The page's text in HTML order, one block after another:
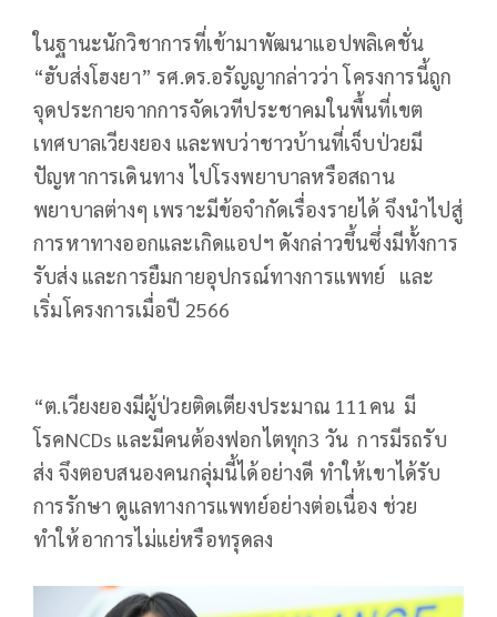
ในฐานะนักวิชาการที่เข้ามาพัฒนาแอปพลิเคชั่น
“ฮับส่งโฮงยา” รศ.ดร.อรัญญากล่าวว่า โครงการนี้ถูก
จุดประกายจากการจัดเวทีประชาคมในพื้นที่เขต
เทศบาลเวียงยอง และพบว่าชาวบ้านที่เจ็บป่วยมี
ปัญหาการเดินทาง ไปโรงพยาบาลหรือสถาน
พยาบาลต่างๆ เพราะมีข้อจำกัดเรื่องรายได้ จึงนำไปสู่
การหาทางออกและเกิดแอปฯ ดังกล่าวขึ้นซึ่งมีทั้งการ
รับส่ง และการยืมกายอุปกรณ์ทางการแพทย์ และ
เริ่มโครงการเมื่อปี 2566
“ต.เวียงยองมีผู้ป่วยติดเตียงประมาณ 111คน มี
โรคNCDs และมีคนต้องฟอกไตทุก3 วัน การมีรถรับ
ส่ง จึงตอบสนองคนกลุ่มนี้ได้อย่างดี ทำให้เขาได้รับ
การรักษา ดูแลทางการแพทย์อย่างต่อเนื่อง ช่วย
ทำให้อาการไม่แย่หรือทรุดลง